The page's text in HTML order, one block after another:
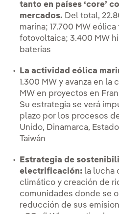
tanto en países ‘core’
mercados. Del total,
marina; 17.700 MW
fotovoltaica; 3.400 MW
baterías
La actividad eólica
1.300 MW y avanza en
MW en proyectos en
Su estrategia se verá
plazo por los procesos
Unido, Dinamarca,
Taiwán
Estrategia de
electrificación: la lucha
climático y creación de
comunidades donde se
reducción de sus